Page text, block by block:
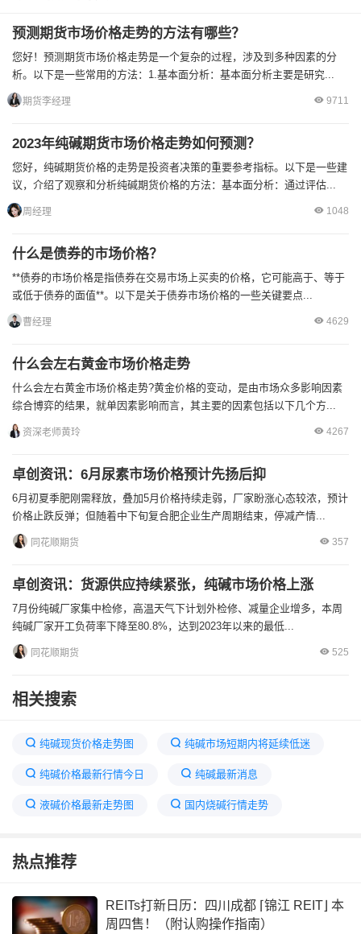
预测期货市场价格走势的方法有哪些？
您好！预测期货市场价格走势是一个复杂的过程，涉及到多种因素的分
析。以下是一些常用的方法：1.基本面分析：基本面分析主要是研究...
期货李经理 9711
2023年纯碱期货市场价格走势如何预测？
您好，纯碱期货价格的走势是投资者决策的重要参考指标。以下是一些建
议，介绍了观察和分析纯碱期货价格的方法：基本面分析：通过评估...
周经理 1048
什么是债券的市场价格？
**债券的市场价格是指债券在交易市场上买卖的价格，它可能高于、等于
或低于债券的面值**。以下是关于债券市场价格的一些关键要点...
曹经理 4629
什么会左右黄金市场价格走势
什么会左右黄金市场价格走势?黄金价格的变动，是由市场众多影响因素
综合博弈的结果，就单因素影响而言，其主要的因素包括以下几个方...
资深老师黄玲 4267
卓创资讯：6月尿素市场价格预计先扬后抑
6月初夏季肥刚需释放，叠加5月价格持续走弱，厂家盼涨心态较浓，预计
价格止跌反弹；但随着中下旬复合肥企业生产周期结束，停减产情...
同花顺期货 357
卓创资讯：货源供应持续紧张，纯碱市场价格上涨
7月份纯碱厂家集中检修，高温天气下计划外检修、减量企业增多，本周
纯碱厂家开工负荷率下降至80.8%，达到2023年以来的最低...
同花顺期货 525
相关搜索
纯碱现货价格走势图 纯碱市场短期内将延续低迷
纯碱价格最新行情今日 纯碱最新消息
液碱价格最新走势图 国内烧碱行情走势
甘油价格卓创资讯
丙三醇卓创走势7天 纯碱仍维持震荡行情
热点推荐
REITs打新日历：四川成都 ⌈锦江 REIT⌋ 本
周四售！（附认购操作指南）